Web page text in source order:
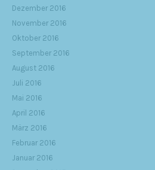
Dezember 2016
November 2016
Oktober 2016
September 2016
August 2016
Juli 2016
Mai 2016
April 2016
März 2016
Februar 2016
Januar 2016